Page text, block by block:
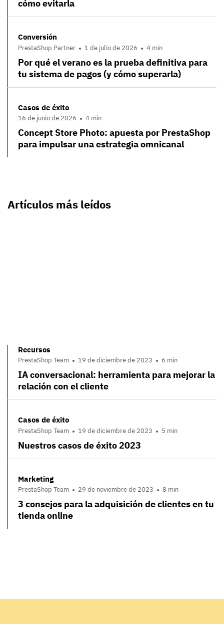
cómo evitarla
Conversión
PrestaShop Partner 1 de julio de 2026 4 min
Por qué el verano es la prueba definitiva para
tu sistema de pagos (y cómo superarla)
Casos de éxito
16 de junio de 2026 4 min
Concept Store Photo: apuesta por PrestaShop
para impulsar una estrategia omnicanal
Artículos más leídos
Recursos
PrestaShop Team 19 de diciembre de 2023 6 min
IA conversacional: herramienta para mejorar la
relación con el cliente
Casos de éxito
PrestaShop Team 19 de diciembre de 2023 5 min
Nuestros casos de éxito 2023
Marketing
PrestaShop Team 29 de noviembre de 2023 8 min
3 consejos para la adquisición de clientes en tu
tienda online